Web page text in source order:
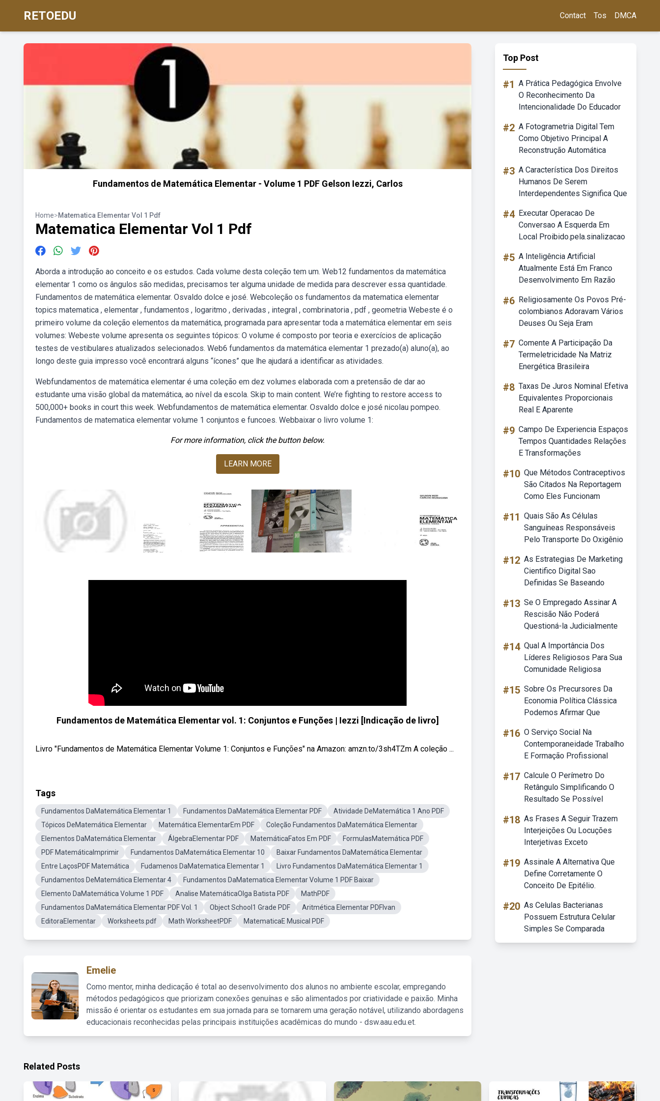
RETOEDU Contact Tos DMCA
Fundamentos de Matemática Elementar - Volume 1 PDF Gelson Iezzi, Carlos
Home>Matematica Elementar Vol 1 Pdf
Matematica Elementar Vol 1 Pdf
Aborda a introdução ao conceito e os estudos. Cada volume desta coleção tem um. Web12 fundamentos da matemática
elementar 1 como os ângulos são medidas, precisamos ter alguma unidade de medida para descrever essa quantidade.
Fundamentos de matemática elementar. Osvaldo dolce e josé. Webcoleção os fundamentos da matematica elementar
topics matematica , elementar , fundamentos , logaritmo , derivadas , integral , combrinatoria , pdf , geometria Webeste é o
primeiro volume da coleção elementos da matemática, programada para apresentar toda a matemática elementar em seis
volumes: Webeste volume apresenta os seguintes tópicos: O volume é composto por teoria e exercícios de aplicação
testes de vestibulares atualizados selecionados. Web6 fundamentos da matemática elementar 1 prezado(a) aluno(a), ao
longo deste guia impresso você encontrará alguns “ícones” que lhe ajudará a identificar as atividades.
Webfundamentos de matemática elementar é uma coleção em dez volumes elaborada com a pretensão de dar ao
estudante uma visão global da matemática, ao nível da escola. Skip to main content. We’re fighting to restore access to
500,000+ books in court this week. Webfundamentos de matemática elementar. Osvaldo dolce e josé nicolau pompeo.
Fundamentos de matematica elementar volume 1 conjuntos e funcoes. Webbaixar o livro volume 1:
For more information, click the button below.
LEARN MORE
Fundamentos de Matemática Elementar vol. 1: Conjuntos e Funções | Iezzi [Indicação de livro]
Livro "Fundamentos de Matemática Elementar Volume 1: Conjuntos e Funções" na Amazon: amzn.to/3sh4TZm A coleção ...
Tags
Fundamentos DaMatemática Elementar 1 Fundamentos DaMatemática Elementar PDF
Atividade DeMatemática 1 Ano PDF
Tópicos DeMatemática Elementar
Matemática ElementarEm PDF
Coleção Fundamentos DaMatemática Elementar
Elementos DaMatemática Elementar
ÁlgebraElementar PDF MatemáticaFatos Em PDF
FormulasMatemática PDF
PDF MatemáticaImprimir
Fundamentos DaMatemática Elementar 10
Baixar Fundamentos DaMatemática Elementar
Entre LaçosPDF Matemática
Fudamenos DaMatematica Elementar 1
Livro Fundamentos DaMatemática Elementar 1
Fundamentos DeMatemática Elementar 4
Fundamentos DaMatematica Elementar Volume 1 PDF Baixar
Elemento DaMatemática Volume 1 PDF
Analise MatemáticaOlga Batista PDF
MathPDF
Fundamentos DaMatemática Elementar PDF Vol. 1
Object School1 Grade PDF
Aritmética Elementar PDFIvan
EditoraElementar
Worksheets.pdf Math WorksheetPDF MatematicaE Musical PDF
Emelie
Como mentor, minha dedicação é total ao desenvolvimento dos alunos no ambiente escolar, empregando
métodos pedagógicos que priorizam conexões genuínas e são alimentados por criatividade e paixão. Minha
missão é orientar os estudantes em sua jornada para se tornarem uma geração notável, utilizando abordagens
educacionais reconhecidas pelas principais instituições acadêmicas do mundo - dsw.aau.edu.et.
Top Post
#1 A Prática Pedagógica Envolve
O Reconhecimento Da
Intencionalidade Do Educador
#2 A Fotogrametria Digital Tem
Como Objetivo Principal A
Reconstrução Automática
#3 A Característica Dos Direitos
Humanos De Serem
Interdependentes Significa Que
#4 Executar Operacao De
Conversao A Esquerda Em
Local Proibido.pela.sinalizacao
#5 A Inteligência Artificial
Atualmente Está Em Franco
Desenvolvimento Em Razão
#6 Religiosamente Os Povos Pré-
colombianos Adoravam Vários
Deuses Ou Seja Eram
#7 Comente A Participação Da
Termeletricidade Na Matriz
Energética Brasileira
#8 Taxas De Juros Nominal Efetiva
Equivalentes Proporcionais
Real E Aparente
#9 Campo De Experiencia Espaços
Tempos Quantidades Relações
E Transformações
#10 Que Métodos Contraceptivos
São Citados Na Reportagem
Como Eles Funcionam
#11 Quais São As Células
Sanguíneas Responsáveis
Pelo Transporte Do Oxigênio
#12 As Estrategias De Marketing
Cientifico Digital Sao
Definidas Se Baseando
#13 Se O Empregado Assinar A
Rescisão Não Poderá
Questioná-la Judicialmente
#14 Qual A Importância Dos
Líderes Religiosos Para Sua
Comunidade Religiosa
#15 Sobre Os Precursores Da
Economia Política Clássica
Podemos Afirmar Que
#16 O Serviço Social Na
Contemporaneidade Trabalho
E Formação Profissional
#17 Calcule O Perímetro Do
Retângulo Simplificando O
Resultado Se Possível
#18 As Frases A Seguir Trazem
Interjeições Ou Locuções
Interjetivas Exceto
#19 Assinale A Alternativa Que
Define Corretamente O
Conceito De Epitélio.
#20 As Celulas Bacterianas
Possuem Estrutura Celular
Simples Se Comparada
Related Posts